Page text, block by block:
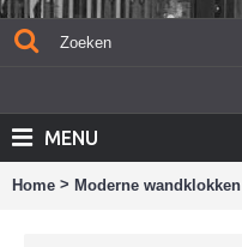
MENU
Home > Moderne wandklokken